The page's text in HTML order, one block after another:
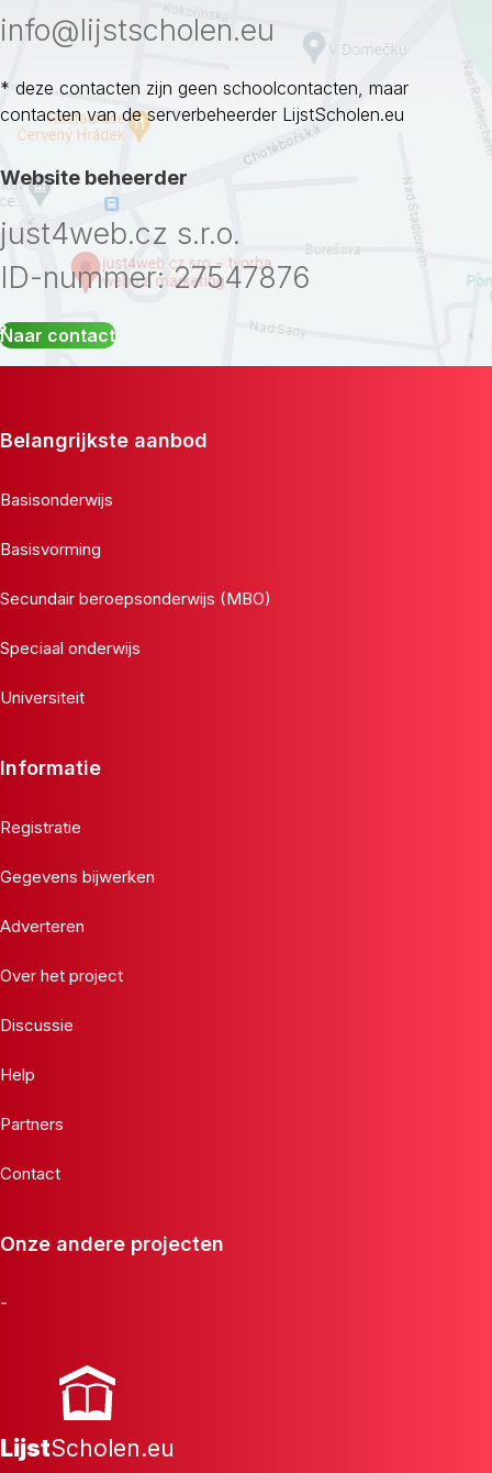
info@lijstscholen.eu
* deze contacten zijn geen schoolcontacten, maar
contacten van de serverbeheerder LijstScholen.eu
Website beheerder
just4web.cz s.r.o.
ID-nummer: 27547876
Naar contact
Belangrijkste aanbod
Basisonderwijs
Basisvorming
Secundair beroepsonderwijs (MBO)
Speciaal onderwijs
Universiteit
Informatie
Registratie
Gegevens bijwerken
Adverteren
Over het project
Discussie
Help
Partners
Contact
Onze andere projecten
-
LijstScholen.eu